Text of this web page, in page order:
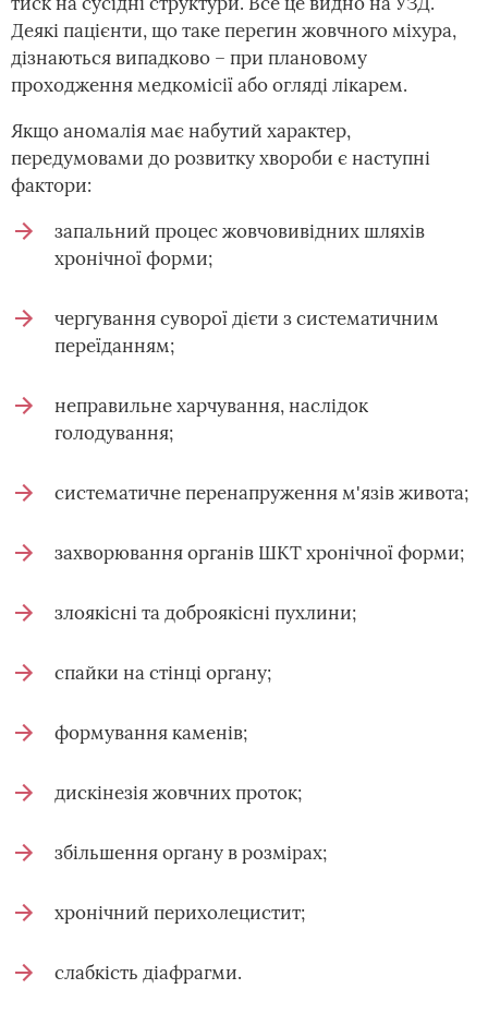
Деякі пацієнти, що таке перегин жовчного міхура,
дізнаються випадково – при плановому
проходження медкомісії або огляді лікарем.
Якщо аномалія має набутий характер,
передумовами до розвитку хвороби є наступні
фактори:
запальний процес жовчовивідних шляхів
хронічної форми;
чергування суворої дієти з систематичним
переїданням;
неправильне харчування, наслідок
голодування;
систематичне перенапруження м'язів живота;
захворювання органів ШКТ хронічної форми;
злоякісні та доброякісні пухлини;
спайки на стінці органу;
формування каменів;
дискінезія жовчних проток;
збільшення органу в розмірах;
хронічний перихолецистит;
слабкість діафрагми.